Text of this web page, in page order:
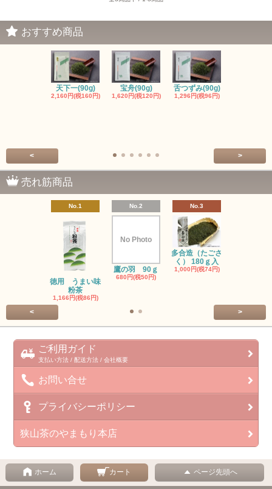
おすすめ商品
天下一(90g)
2,160円(税160円)
宝舟(90g)
1,620円(税120円)
舌つずみ(90g)
1,296円(税96円)
< >
売れ筋商品
No.1
徳用 うまい味
粉茶
1,166円(税86円)
No.2
No Photo
鷹の羽 90ｇ
680円(税50円)
No.3
多合造（たごさ
く） 180ｇ入
1,000円(税74円)
< >
ご利用ガイド
支払い方法 / 配送方法 / 会社概要
お問い合せ
プライバシーポリシー
狭山茶のやまもり本店
ホーム カート ページ先頭へ